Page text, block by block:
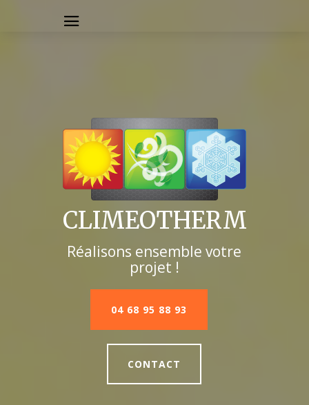
CLIMEOTHERM
Réalisons ensemble votre
projet !
04 68 95 88 93
CONTACT